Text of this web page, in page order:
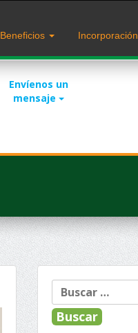
Beneficios Incorporación
Envíenos un
mensaje
Buscar: